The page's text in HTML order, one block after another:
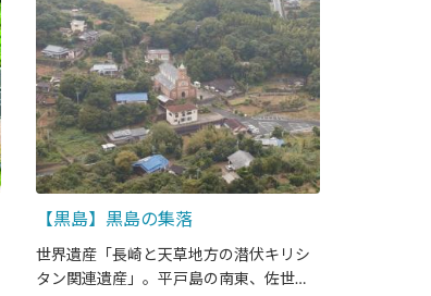
【黒島】黒島の集落
世界遺産「長崎と天草地方の潜伏キリシ
タン関連遺産」。平戸島の南東、佐世保